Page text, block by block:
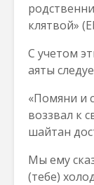
клятвой»
С учетом
аяты
«Помяни и
воззвал к
шайтан
Мы ему
(тебе)